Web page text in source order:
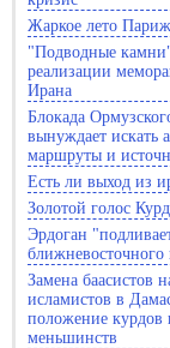
Жаркое лето
"Подводные
реализации
Ирана
Блокада
вынуждает искать
маршруты и
Есть ли выход из
Золотой голос
Эрдоган
ближневосточного
Замена баасистов
исламистов в
положение курдов
меньшинств